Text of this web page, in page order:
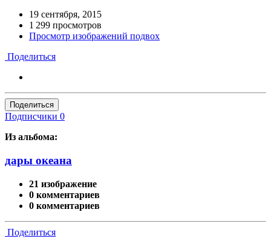
19 сентября, 2015
1 299 просмотров
Просмотр изображений подвох
Поделиться
Поделиться
Подписчики 0
Из альбома:
дары океана
21 изображение
0 комментариев
0 комментариев
Поделиться